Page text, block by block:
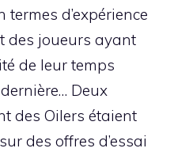
d’expérience
des joueurs ayant
de leur temps
Deux
des Oilers étaient
des offres d’essai